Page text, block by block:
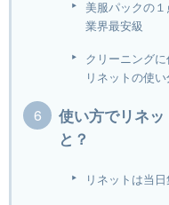
美服パックの
業界最安級
クリーニング
リネットの使
使い方でリネ
と？
リネットは当